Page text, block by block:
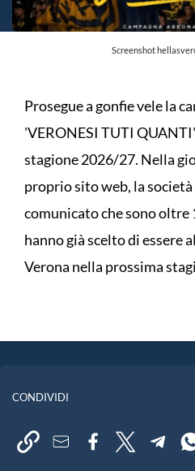
Screenshot
Prosegue a gonfie vele la
'VERONESI TUTI
stagione 2026/27. Nella
proprio sito web, la
comunicato che sono oltre
hanno già scelto di essere
Verona nella prossima
CONDIVIDI